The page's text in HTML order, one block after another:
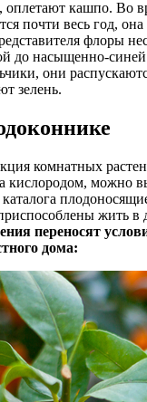
оплетают кашпо. Во
почти весь год,
флоры
до насыщенно-
они
зелень.
комнатных
кислородом, можно
жить в
переносят
дома: